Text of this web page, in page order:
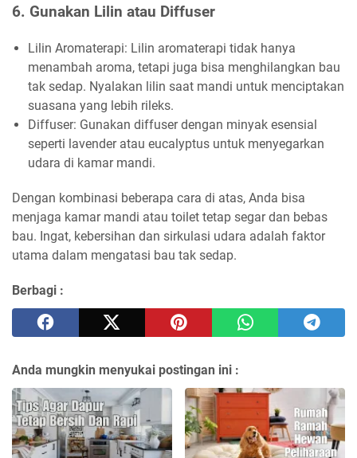
6. Gunakan Lilin atau Diffuser
Lilin Aromaterapi: Lilin aromaterapi tidak hanya
menambah aroma, tetapi juga bisa menghilangkan bau
tak sedap. Nyalakan lilin saat mandi untuk menciptakan
suasana yang lebih rileks.
Diffuser: Gunakan diffuser dengan minyak esensial
seperti lavender atau eucalyptus untuk menyegarkan
udara di kamar mandi.
Dengan kombinasi beberapa cara di atas, Anda bisa
menjaga kamar mandi atau toilet tetap segar dan bebas
bau. Ingat, kebersihan dan sirkulasi udara adalah faktor
utama dalam mengatasi bau tak sedap.
Berbagi :
Anda mungkin menyukai postingan ini :